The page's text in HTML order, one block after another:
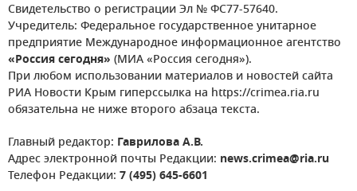
Свидетельство о регистрации Эл № ФС77-57640.
Учредитель: Федеральное государственное унитарное
предприятие Международное информационное агентство
«Россия сегодня» (МИА «Россия сегодня»).
При любом использовании материалов и новостей сайта
РИА Новости Крым гиперссылка на https://crimea.ria.ru
обязательна не ниже второго абзаца текста.
Главный редактор: Гаврилова А.В.
Адрес электронной почты Редакции: news.crimea@ria.ru
Телефон Редакции: 7 (495) 645-6601